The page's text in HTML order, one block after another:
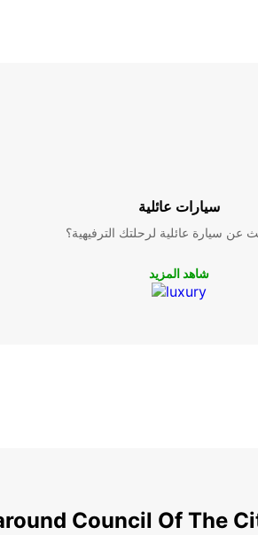
سيارات عائلية
عن سيارة عائلية لرحلتك الترفيهية؟
شاهد المزيد
Council Of The